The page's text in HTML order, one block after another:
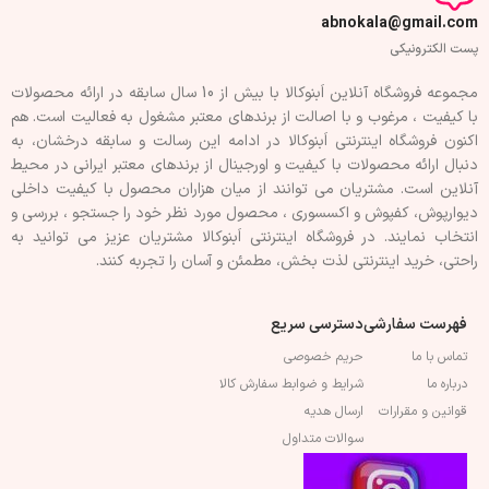
abnokala@gmail.com
پست الکترونیکی
مجموعه فروشگاه آنلاین اَبنوکالا با بیش از 10 سال سابقه در ارائه محصولات
با کيفيت ، مرغوب و با اصالت از برندهای معتبر مشغول به فعاليت است. هم
اکنون فروشگاه اینترنتی اَبنوکالا در ادامه اين رسالت و سابقه درخشان، به
دنبال ارائه محصولات با کيفيت و اورجينال از برندهای معتبر ايرانی در محيط
آنلاين است. مشتريان می توانند از ميان هزاران محصول با کيفيت داخلی
دیوارپوش، کفپوش و اکسسوری ، محصول مورد نظر خود را جستجو ، بررسی و
انتخاب نمايند. در فروشگاه اینترنتی اَبنوکالا مشتريان عزیز می توانيد به
راحتی، خرید اینترنتی لذت بخش، مطمئن و آسان را تجربه کنند.
فهرست سفارشی
تماس با ما
درباره ما
قوانین و مقرارات
دسترسی سریع
حریم خصوصی
شرایط و ضوابط سفارش کالا
ارسال هدیه
سوالات متداول